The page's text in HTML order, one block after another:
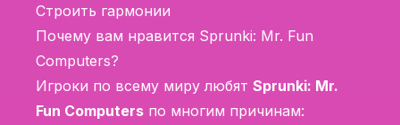
Строить гармонии
Почему вам нравится Sprunki: Mr. Fun
Computers?
Игроки по всему миру любят Sprunki: Mr.
Fun Computers по многим причинам: